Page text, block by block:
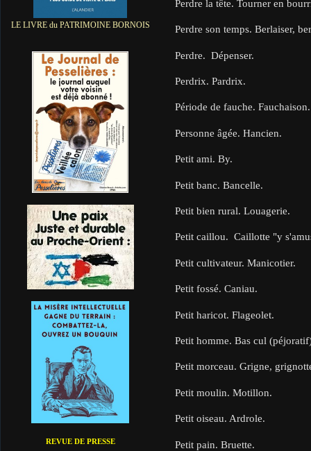
LE LIVRE du PATRIMOINE BORNOIS
REVUE DE PRESSE
Perdre la tête. Tourner en
Perdre son temps. Berlaiser,
Perdre. Dépenser.
Perdrix. Pardrix.
Période de fauche.
Personne âgée. Hancien.
Petit ami. By.
Petit banc. Bancelle.
Petit bien rural. Louagerie.
Petit caillou. Caillotte "y
Petit cultivateur. Manicotier.
Petit fossé. Caniau.
Petit haricot. Flageolet.
Petit homme. Bas cul
Petit morceau. Grigne,
Petit moulin. Motillon.
Petit oiseau. Ardrole.
Petit pain. Bruette.